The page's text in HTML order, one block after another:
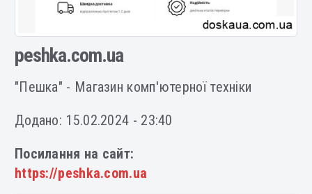
peshka.com.ua
"Пешка" - Магазин комп'ютерної техніки
Додано: 15.02.2024 - 23:40
Посилання на сайт:
https://peshka.com.ua